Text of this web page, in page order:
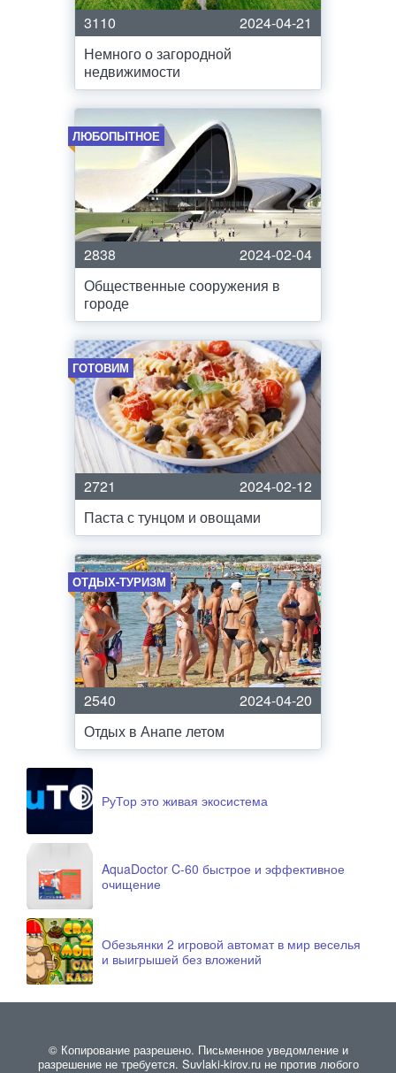
3110
2024-04-21
Немного о загородной
недвижимости
ЛЮБОПЫТНОЕ
2838
2024-02-04
Общественные сооружения в
городе
ГОТОВИМ
2721
2024-02-12
Паста с тунцом и овощами
ОТДЫХ-ТУРИЗМ
2540
2024-04-20
Отдых в Анапе летом
РуТор это живая экосистема
AquaDoctor C-60 быстрое и эффективное
очищение
Обезьянки 2 игровой автомат в мир веселья
и выигрышей без вложений
© Копирование разрешено. Письменное уведомление и
разрешение не требуется. Suvlaki-kirov.ru не против любого